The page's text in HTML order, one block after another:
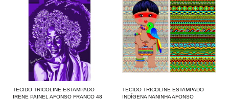
TECIDO TRICOLINE ESTAMPADO
IRENE PAINEL AFONSO FRANCO 48
TECIDO TRICOLINE ESTAMPADO
INDÍGENA NANINHA AFONSO